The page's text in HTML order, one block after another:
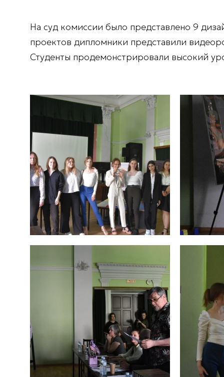
На суд комиссии было представлено 9
проектов дипломники представили
Студенты продемонстрировали высокий